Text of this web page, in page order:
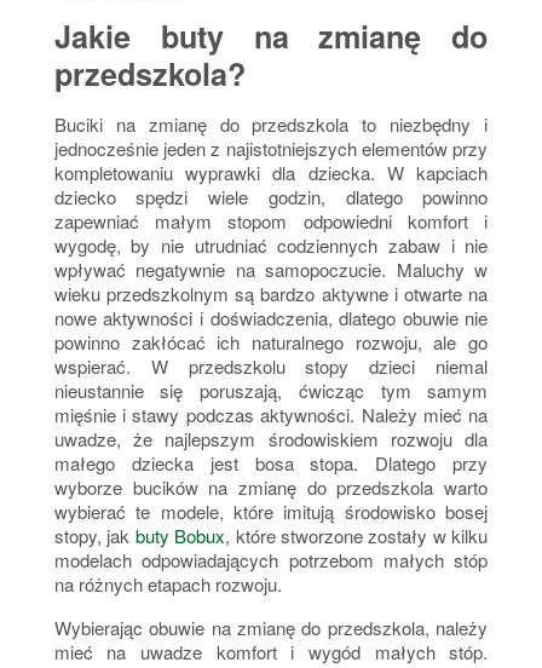
Jakie buty na zmianę do
przedszkola?
Buciki na zmianę do przedszkola to niezbędny i
jednocześnie jeden z najistotniejszych elementów przy
kompletowaniu wyprawki dla dziecka. W kapciach
dziecko spędzi wiele godzin, dlatego powinno
zapewniać małym stopom odpowiedni komfort i
wygodę, by nie utrudniać codziennych zabaw i nie
wpływać negatywnie na samopoczucie. Maluchy w
wieku przedszkolnym są bardzo aktywne i otwarte na
nowe aktywności i doświadczenia, dlatego obuwie nie
powinno zakłócać ich naturalnego rozwoju, ale go
wspierać. W przedszkolu stopy dzieci niemal
nieustannie się poruszają, ćwicząc tym samym
mięśnie i stawy podczas aktywności. Należy mieć na
uwadze, że najlepszym środowiskiem rozwoju dla
małego dziecka jest bosa stopa. Dlatego przy
wyborze bucików na zmianę do przedszkola warto
wybierać te modele, które imitują środowisko bosej
stopy, jak buty Bobux, które stworzone zostały w kilku
modelach odpowiadających potrzebom małych stóp
na różnych etapach rozwoju.
Wybierając obuwie na zmianę do przedszkola, należy
mieć na uwadze komfort i wygód małych stóp.